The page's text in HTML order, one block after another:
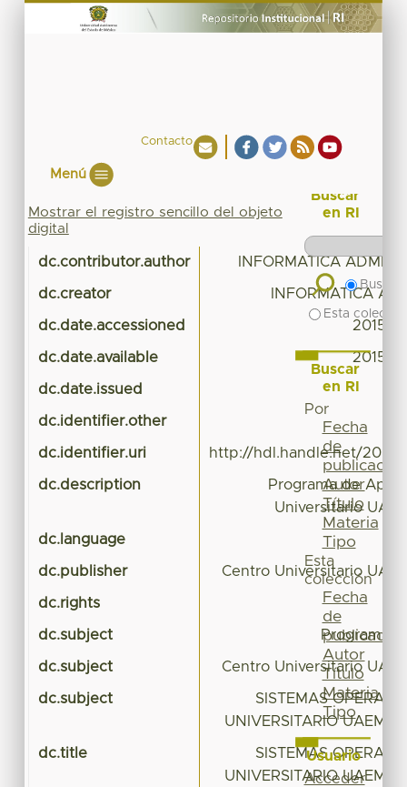
Contacto
Menú
Mostrar el registro sencillo del objeto
digital
dc.contributor.author INFORMATICA
dc.creator INFORMATICA
dc.date.accessioned 2015-
dc.date.available 2015-
dc.date.issued
dc.identifier.other
dc.identifier.uri http://hdl.handle.net/
dc.description
Programa de
Universitario
dc.language
dc.publisher Centro Universitario
dc.rights
dc.subject Programa
dc.subject Centro Universitario
dc.subject
SISTEMAS
UNIVERSITARIO UAEM
dc.title
SISTEMAS
UNIVERSITARIO UAEM
Buscar
en RI
Buscar
Esta
Buscar
en RI
Por
Fecha
de
publicación
Autor
Título
Materia
Tipo
Esta
colección
Fecha
de
publicación
Autor
Título
Materia
Tipo
Usuario
Acceder